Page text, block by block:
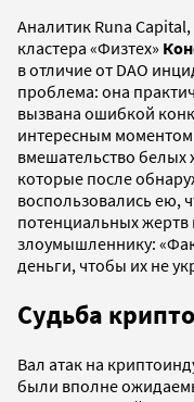
Аналитик Runa
кластера «Физтех»
в отличие от DAO
проблема: она
вызвана ошибкой
интересным моментом
вмешательство белых
которые после
воспользовались ею,
потенциальных жертв
злоумышленнику:
деньги, чтобы их не
Судьба
Вал атак на
были вполне